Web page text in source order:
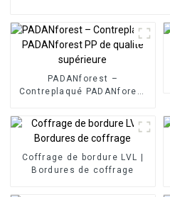
PADANforest –
Contreplaqué PADANforest
Coffrage de bordure LVL |
Bordures de coffrage